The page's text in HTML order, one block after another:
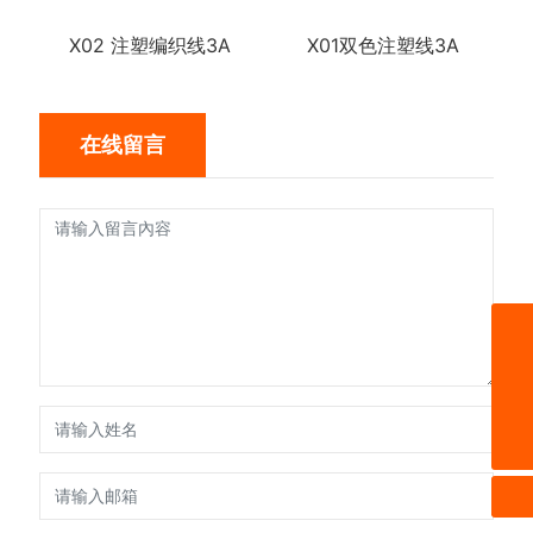
X02 注塑编织线3A X01双色注塑线3A
在线留言
扫一扫微信二维码